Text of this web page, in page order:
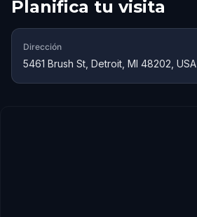
Planifica tu visita
Dirección
5461 Brush St, Detroit, MI 48202, USA